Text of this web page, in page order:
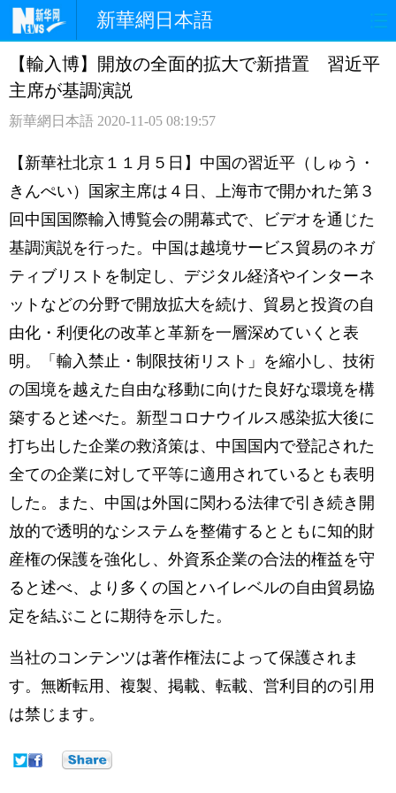
新華網日本語
ホームページ 政治 経済
観光 評論 写真
中日対訳
【輸入博】開放の全面的拡大で新措置 習近平
主席が基調演説
新華網日本語 2020-11-05 08:19:57
【新華社北京１１月５日】中国の習近平（しゅう・
きんぺい）国家主席は４日、上海市で開かれた第３
回中国国際輸入博覧会の開幕式で、ビデオを通じた
基調演説を行った。中国は越境サービス貿易のネガ
ティブリストを制定し、デジタル経済やインターネ
ットなどの分野で開放拡大を続け、貿易と投資の自
由化・利便化の改革と革新を一層深めていくと表
明。「輸入禁止・制限技術リスト」を縮小し、技術
の国境を越えた自由な移動に向けた良好な環境を構
築すると述べた。新型コロナウイルス感染拡大後に
打ち出した企業の救済策は、中国国内で登記された
全ての企業に対して平等に適用されているとも表明
した。また、中国は外国に関わる法律で引き続き開
放的で透明的なシステムを整備するとともに知的財
産権の保護を強化し、外資系企業の合法的権益を守
ると述べ、より多くの国とハイレベルの自由貿易協
定を結ぶことに期待を示した。
当社のコンテンツは著作権法によって保護されま
す。無断転用、複製、掲載、転載、営利目的の引用
は禁じます。